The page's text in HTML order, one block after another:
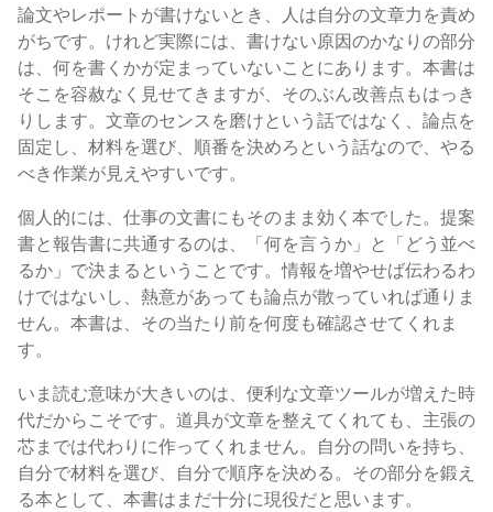
論文やレポートが書けないとき、人は自分の文章力を責め
がちです。けれど実際には、書けない原因のかなりの部分
は、何を書くかが定まっていないことにあります。本書は
そこを容赦なく見せてきますが、そのぶん改善点もはっき
りします。文章のセンスを磨けという話ではなく、論点を
固定し、材料を選び、順番を決めろという話なので、やる
べき作業が見えやすいです。
個人的には、仕事の文書にもそのまま効く本でした。提案
書と報告書に共通するのは、「何を言うか」と「どう並べ
るか」で決まるということです。情報を増やせば伝わるわ
けではないし、熱意があっても論点が散っていれば通りま
せん。本書は、その当たり前を何度も確認させてくれま
す。
いま読む意味が大きいのは、便利な文章ツールが増えた時
代だからこそです。道具が文章を整えてくれても、主張の
芯までは代わりに作ってくれません。自分の問いを持ち、
自分で材料を選び、自分で順序を決める。その部分を鍛え
る本として、本書はまだ十分に現役だと思います。